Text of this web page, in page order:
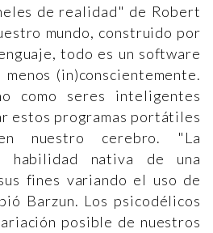
de realidad" de Robert
mundo, construido por
todo es un software
(in)conscientemente.
como seres inteligentes
estos programas portátiles
nuestro cerebro. "La
habilidad nativa de una
fines variando el uso de
Barzun. Los psicodélicos
posible de nuestros